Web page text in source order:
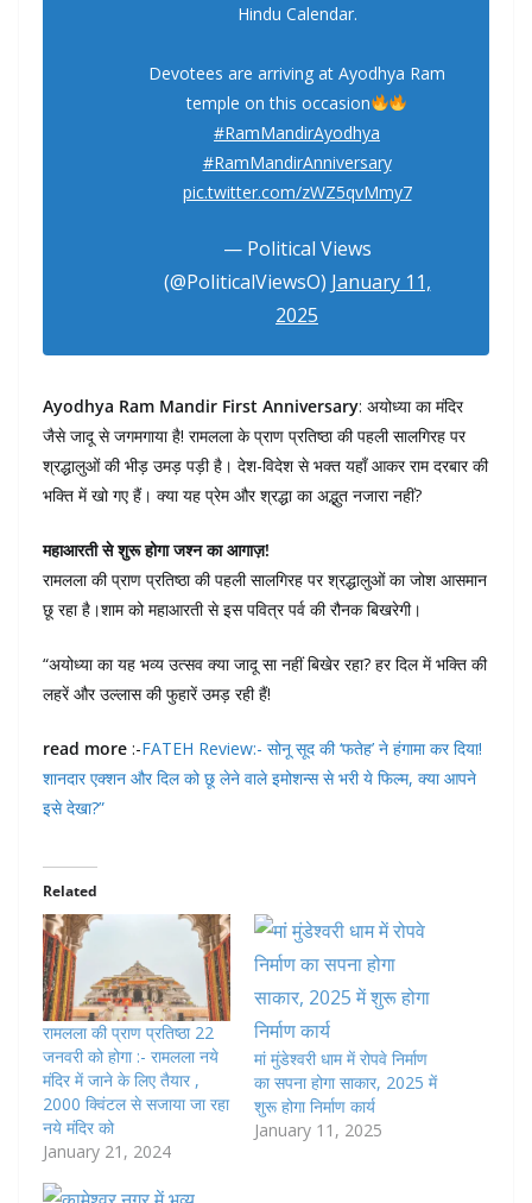
Hindu Calendar.
Devotees are arriving at Ayodhya Ram
temple on this occasion
#RamMandirAyodhya
#RamMandirAnniversary
pic.twitter.com/zWZ5qvMmy7
— Political Views
(@PoliticalViewsO) January 11,
2025
Ayodhya Ram Mandir First Anniversary: अयोध्या का मंदिर
जैसे जादू से जगमगाया है! रामलला के प्राण प्रतिष्ठा की पहली सालगिरह पर
श्रद्धालुओं की भीड़ उमड़ पड़ी है। देश-विदेश से भक्त यहाँ आकर राम दरबार की
भक्ति में खो गए हैं। क्या यह प्रेम और श्रद्धा का अद्भुत नजारा नहीं?
महाआरती से शुरू होगा जश्न का आगाज़!
रामलला की प्राण प्रतिष्ठा की पहली सालगिरह पर श्रद्धालुओं का जोश आसमान
छू रहा है।शाम को महाआरती से इस पवित्र पर्व की रौनक बिखरेगी।
“अयोध्या का यह भव्य उत्सव क्या जादू सा नहीं बिखेर रहा? हर दिल में भक्ति की
लहरें और उल्लास की फुहारें उमड़ रही हैं!
read more :-FATEH Review:- सोनू सूद की ‘फतेह’ ने हंगामा कर दिया!
शानदार एक्शन और दिल को छू लेने वाले इमोशन्स से भरी ये फिल्म, क्या आपने
इसे देखा?”
Related
रामलला की प्राण प्रतिष्ठा 22
जनवरी को होगा :- रामलला नये
मंदिर में जाने के लिए तैयार ,
2000 क्विंटल से सजाया जा रहा
नये मंदिर को
January 21, 2024
मां मुंडेश्वरी धाम में रोपवे निर्माण
का सपना होगा साकार, 2025 में
शुरू होगा निर्माण कार्य
January 11, 2025